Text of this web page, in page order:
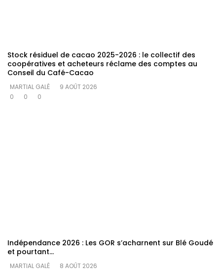
Stock résiduel de cacao 2025-2026 : le collectif des
coopératives et acheteurs réclame des comptes au
Conseil du Café-Cacao
MARTIAL GALÉ
9 AOÛT 2026
0
0 0
Indépendance 2026 : Les GOR s’acharnent sur Blé Goudé
et pourtant…
MARTIAL GALÉ
8 AOÛT 2026